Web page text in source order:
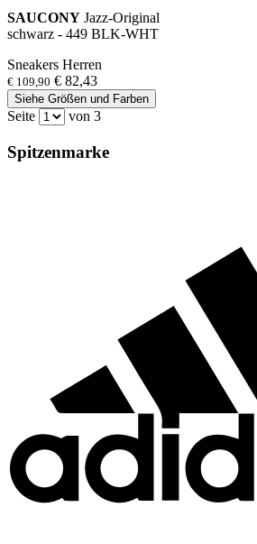
SAUCONY Jazz-Original
schwarz - 449 BLK-WHT
Sneakers Herren
€ 109,90 € 82,43
Siehe Größen und Farben
Seite von 3
Spitzenmarke